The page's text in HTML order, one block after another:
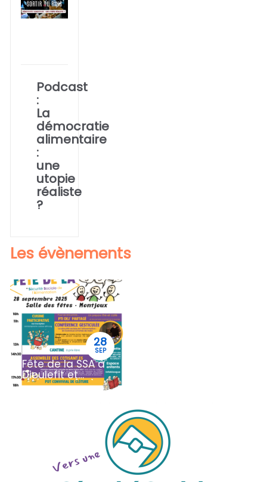
Podcast
:
La
démocratie
alimentaire
:
une
utopie
réaliste
?
Les évènements
28
SEP
Fête de la SSA à
Dieulefit et
Alentours (26)